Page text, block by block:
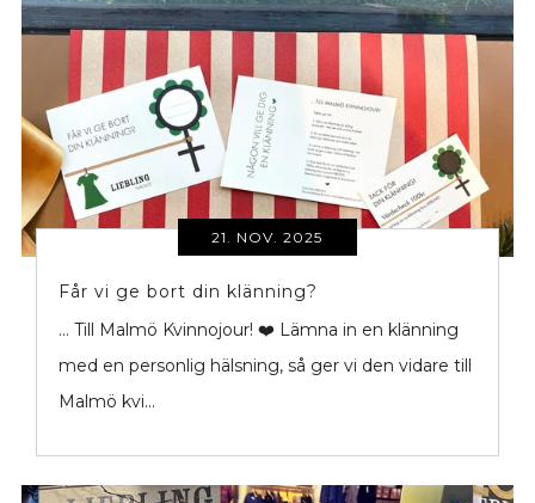
21. NOV. 2025
Får vi ge bort din klänning?
... Till Malmö Kvinnojour! ❤️ Lämna in en klänning
med en personlig hälsning, så ger vi den vidare till
Malmö kvi...